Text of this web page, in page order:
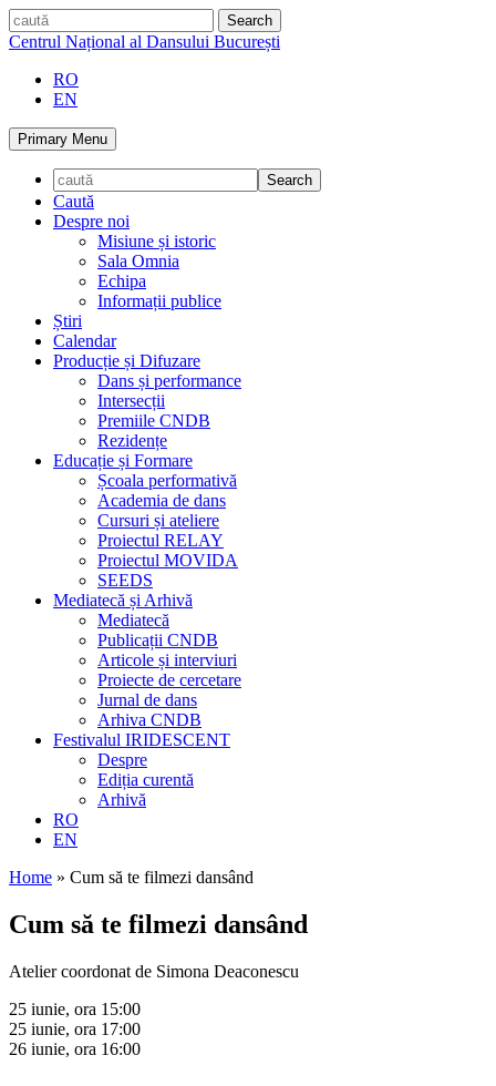
Skip
to
caută
Centrul Național al Dansului București
RO
EN
Primary Menu
Caută
Despre noi
Misiune și istoric
Sala Omnia
Echipa
Informații publice
Știri
Calendar
Producție și Difuzare
Dans și performance
Intersecții
Premiile CNDB
Rezidențe
Educație și Formare
Școala performativă
Academia de dans
Cursuri și ateliere
Proiectul RELAY
Proiectul MOVIDA
SEEDS
Mediatecă și Arhivă
Mediatecă
Publicații CNDB
Articole și interviuri
Proiecte de cercetare
Jurnal de dans
Arhiva CNDB
Festivalul IRIDESCENT
Despre
Ediția curentă
Arhivă
RO
EN
Home » Cum să te filmezi dansând
Cum să te filmezi dansând
Atelier coordonat de Simona Deaconescu
25 iunie, ora 15:00
25 iunie, ora 17:00
26 iunie, ora 16:00